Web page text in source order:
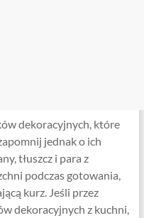
dekoracyjnych, które
jednak o ich
tłuszcz i para z
podczas gotowania,
kurz. Jeśli przez
dekoracyjnych z kuchni,